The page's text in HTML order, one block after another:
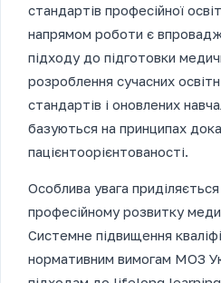
стандартів професійної
напрямом роботи є
підходу до підготовки
розроблення сучасних
стандартів і оновлених
базуються на принципах
пацієнтоорієнтованості.
Особлива увага
професійному розвитку
Системне підвищення
нормативним вимогам МОЗ